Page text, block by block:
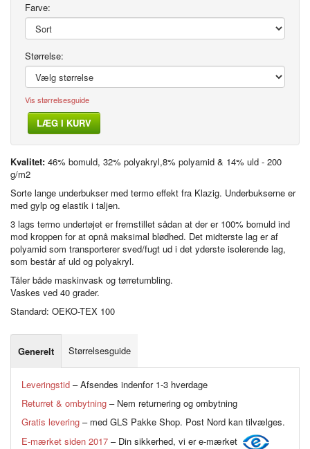
Vis størrelsesguide
Farve:
Størrelse:
LÆG I KURV
Kvalitet: 46% bomuld, 32% polyakryl,8% polyamid & 14% uld - 200
g/m2
Sorte lange underbukser med termo effekt fra Klazig. Underbukserne er
med gylp og elastik i taljen.
3 lags termo undertøjet er fremstillet sådan at der er 100% bomuld ind
mod kroppen for at opnå maksimal blødhed. Det midterste lag er af
polyamid som transporterer sved/fugt ud i det yderste isolerende lag,
som består af uld og polyakryl.
Tåler både maskinvask og tørretumbling.
Vaskes ved 40 grader.
Standard: OEKO-TEX 100
Generelt Størrelsesguide
Leveringstid – Afsendes indenfor 1-3 hverdage
Returret & ombytning – Nem returnering og ombytning
Gratis levering – med GLS Pakke Shop. Post Nord kan tilvælges.
E-mærket siden 2017 – Din sikkerhed, vi er e-mærket